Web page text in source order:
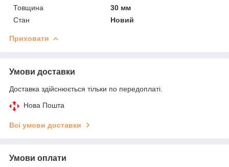
Товщина
30 мм
Стан
Новий
Приховати
Умови доставки
Доставка здійснюється тільки по передоплаті.
Нова Пошта
Всі умови доставки
Умови оплати